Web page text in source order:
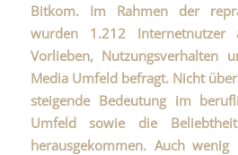
Bitkom. Im Rahmen der
wurden 1.212
Vorlieben, Nutzungsverhalten
Media Umfeld befragt. Nicht
steigende Bedeutung im
Umfeld sowie die
herausgekommen. Auch wenig